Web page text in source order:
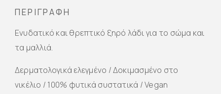
ΠΕΡΙΓΡΑΦΉ
Ενυδατικό και θρεπτικό ξηρό λάδι για το σώμα και
τα μαλλιά.
Δερματολογικά ελεγμένο / Δοκιμασμένο στο
νικέλιο / 100% φυτικά συστατικά / Vegan